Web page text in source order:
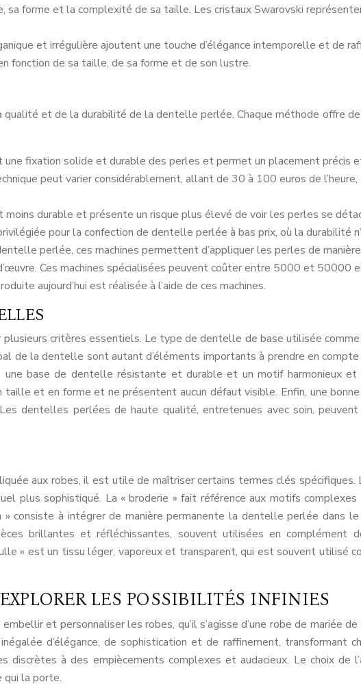
forme et la complexité de sa taille. Les cristaux Swarovski
et irrégulière ajoutent une touche d’élégance intemporelle et de
fonction de sa taille, de sa forme et de son lustre.
et de la durabilité de la dentelle perlée. Chaque méthode offre
fixation solide et durable des perles et permet un placement précis
peut varier considérablement, allant de 30 à 100 euros de
durable et présente un risque plus élevé de voir les perles se
pour la confection de dentelle perlée à bas prix, où la durabilité
perlée, ces machines permettent d’appliquer les perles de
Ces machines spécialisées peuvent coûter entre 5000 et 50000
aujourd’hui est réalisée à l’aide de ces machines.
critères essentiels. Le type de dentelle de base utilisée
de la dentelle sont autant d’éléments importants à prendre en
base de dentelle résistante et durable et un motif harmonieux
et en forme et ne présentent aucun défaut visible. Enfin, une
dentelles perlées de haute qualité, entretenues avec soin,
aux robes, il est utile de maîtriser certains termes clés
plus sophistiqué. La « broderie » fait référence aux motifs
consiste à intégrer de manière permanente la dentelle perlée dans
brillantes et réfléchissantes, souvent utilisées en complément
» est un tissu léger, vaporeux et transparent, qui est souvent utilisé
LES POSSIBILITÉS INFINIES
et personnaliser les robes, qu’il s’agisse d’une robe de mariée
d’élégance, de sophistication et de raffinement, transformant
discrètes à des empiècements complexes et audacieux. Le choix de
qui la porte.